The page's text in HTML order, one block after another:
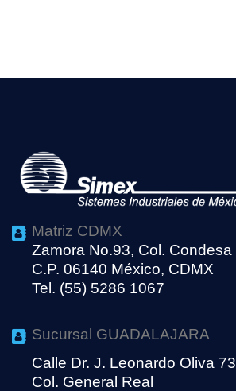
Matriz CDMX
Zamora No.93, Col. Condesa
C.P. 06140 México, CDMX
Tel. (55) 5286 1067
Sucursal GUADALAJARA
Calle Dr. J. Leonardo Oliva 73
Col. General Real